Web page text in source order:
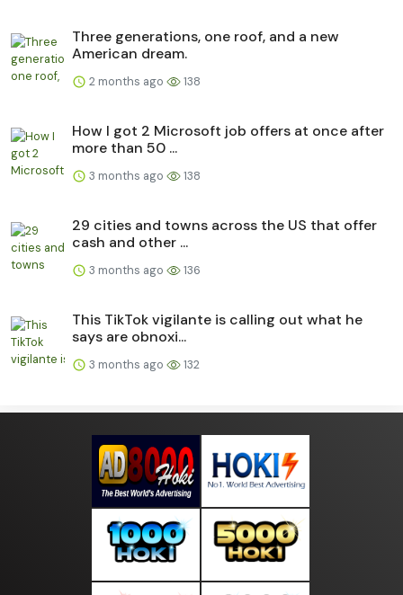
Three generations, one roof, and a new
American dream.
2 months ago 138
How I got 2 Microsoft job offers at once after
more than 50 ...
3 months ago 138
29 cities and towns across the US that offer
cash and other ...
3 months ago 136
This TikTok vigilante is calling out what he
says are obnoxi...
3 months ago 132